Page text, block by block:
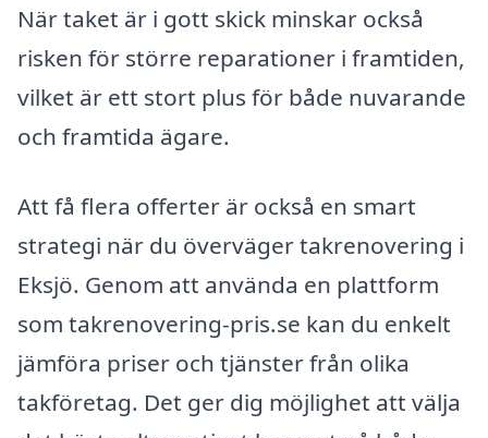
När taket är i gott skick minskar också
risken för större reparationer i framtiden,
vilket är ett stort plus för både nuvarande
och framtida ägare.
Att få flera offerter är också en smart
strategi när du överväger takrenovering i
Eksjö. Genom att använda en plattform
som takrenovering-pris.se kan du enkelt
jämföra priser och tjänster från olika
takföretag. Det ger dig möjlighet att välja